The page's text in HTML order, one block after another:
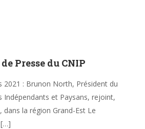
Presse du CNIP
2021 : Brunon North, Président du
Indépendants et Paysans, rejoint,
dans la région Grand-Est Le
[…]